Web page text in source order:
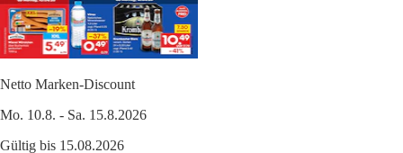
Netto Marken-Discount
Mo. 10.8. - Sa. 15.8.2026
Gültig bis 15.08.2026